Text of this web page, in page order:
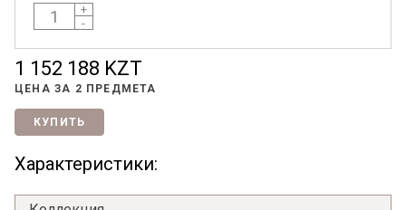
+
-
1 152 188 KZT
КУПИТЬ
ЦЕНА ЗА 2 ПРЕДМЕТА
Характеристики: